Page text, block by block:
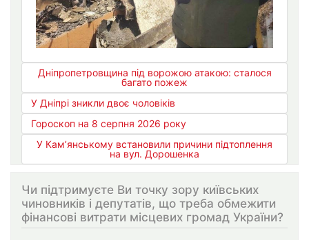
Дніпропетровщина під ворожою атакою: сталося
багато пожеж
У Дніпрі зникли двоє чоловіків
Гороскоп на 8 серпня 2026 року
У Кам’янському встановили причини підтоплення
на вул. Дорошенка
Чи підтримуєте Ви точку зору київських
чиновників і депутатів, що треба обмежити
фінансові витрати місцевих громад України?